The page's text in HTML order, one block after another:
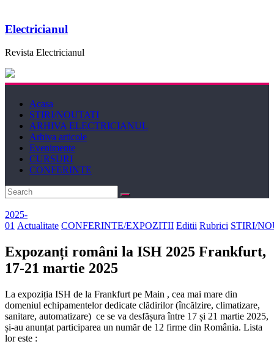
Electricianul
Revista Electricianul
Acasa
STIRI/NOUTATI
ARHIVA ELECTRICIANUL
Arhiva articole
Evenimente
CURSURI
CONFERINTE
2025-
01 Actualitate CONFERINTE/EXPOZITII Editii Rubrici STIRI/
Expozanți români la ISH 2025 Frankfurt,
17-21 martie 2025
La expoziția ISH de la Frankfurt pe Main , cea mai mare din
domeniul echipamentelor dedicate clădirilor (încălzire, climatizare,
sanitare, automatizare) ce se va desfășura între 17 și 21 martie 2025,
și-au anunțat participarea un număr de 12 firme din România. Lista
lor este :